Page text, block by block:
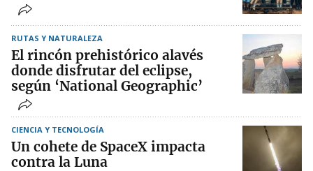
RUTAS Y NATURALEZA
El rincón prehistórico alavés
donde disfrutar del eclipse,
según ‘National Geographic’
CIENCIA Y TECNOLOGÍA
Un cohete de SpaceX impacta
contra la Luna